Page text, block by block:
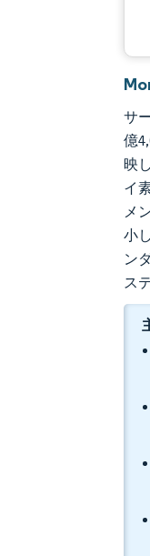
サ
億
映
イ
メ
小
ン
ス